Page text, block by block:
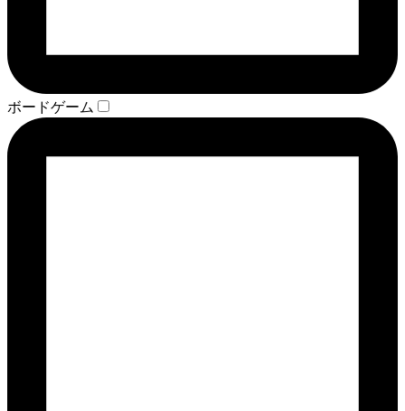
ボードゲーム